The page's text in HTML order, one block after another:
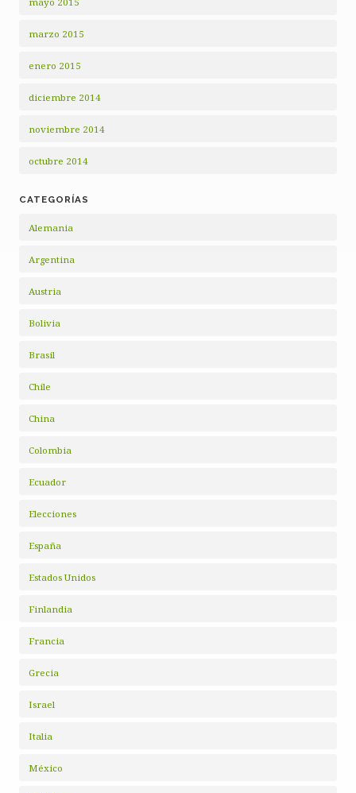
marzo 2015
enero 2015
diciembre 2014
noviembre 2014
octubre 2014
CATEGORÍAS
Alemania
Argentina
Austria
Bolivia
Brasil
Chile
China
Colombia
Ecuador
Elecciones
España
Estados Unidos
Finlandia
Francia
Grecia
Israel
Italia
México